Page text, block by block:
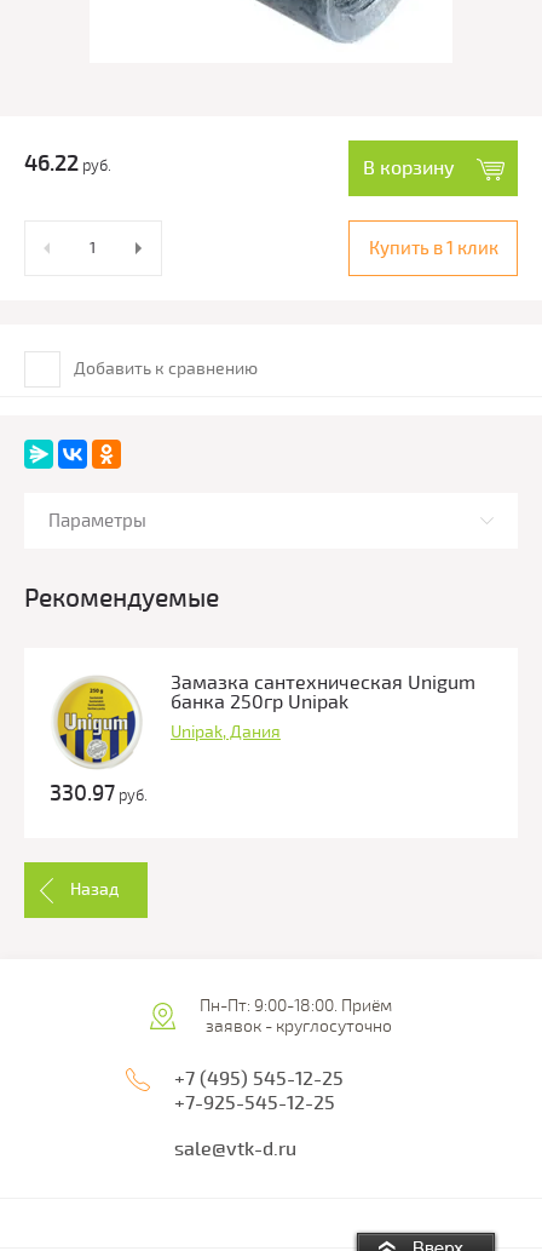
46.22 руб. В корзину
Купить в 1 клик
Добавить к сравнению
Параметры
Рекомендуемые
3aмaзкa сантехническая Unigum
банка 250гр Unipak
Unipak, Дания
330.97 руб.
Назад
Пн-Пт: 9:00-18:00. Приём
заявок - круглосуточно
+7 (495) 545-12-25
+7-925-545-12-25
sale@vtk-d.ru